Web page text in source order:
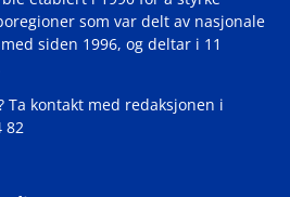
som var delt av nasjonale
siden 1996, og deltar i 11
kontakt med redaksjonen i
82